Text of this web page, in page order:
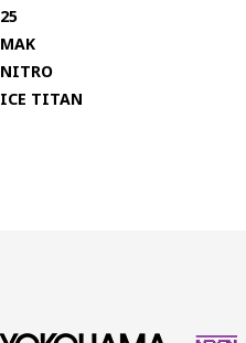
25
MAK
NITRO
ICE TITAN